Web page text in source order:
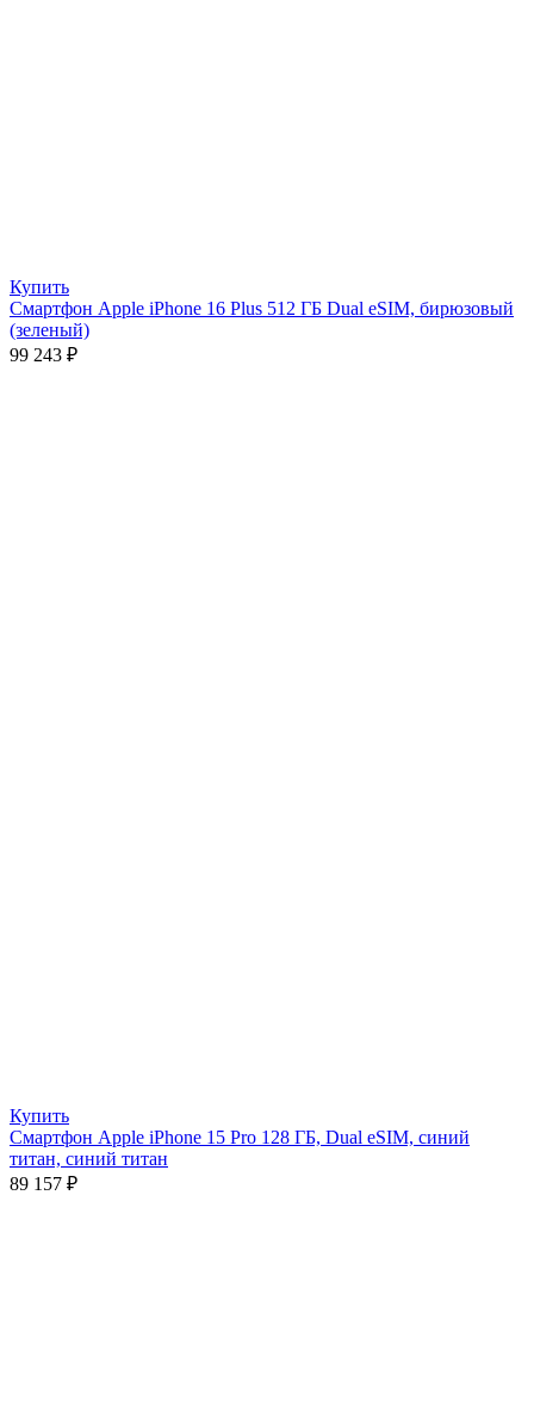
Купить
Смартфон Apple iPhone 16 Plus 512 ГБ Dual eSIM, бирюзовый
(зеленый)
99 243 ₽
Купить
Смартфон Apple iPhone 15 Pro 128 ГБ, Dual eSIM, синий
титан, синий титан
89 157 ₽